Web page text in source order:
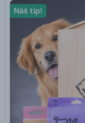
Náš tip!